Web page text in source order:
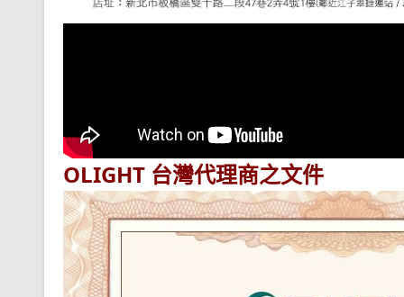
OLIGHT 台灣代理商之文件